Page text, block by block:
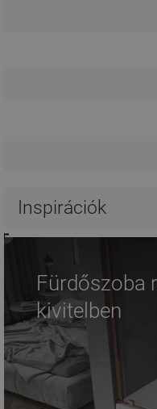
Inspirációk
Fürdőszoba
kivitelben